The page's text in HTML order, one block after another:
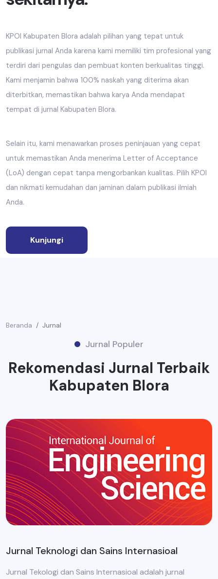
KPOI Kabupaten Blora adalah pilihan yang tepat untuk
publikasi jurnal Anda karena kami memiliki tim profesional yang
terdiri dari pengulas dan pembuat konten berkualitas tinggi.
Kami menjamin bahwa 100% naskah yang diterima akan
diterbitkan, memastikan bahwa karya Anda mendapat
tempat di jurnal Kabupaten Blora.
Selain itu, kami menawarkan proses peninjauan yang cepat
untuk memastikan Anda menerima Letter of Acceptance
(LoA) dengan cepat tanpa mengorbankan kualitas. Pilih KPOI
dan nikmati kemudahan dan jaminan dalam publikasi ilmiah
Anda.
Kunjungi
Beranda Jurnal
Jurnal Populer
Rekomendasi Jurnal Terbaik
Kabupaten Blora
Jurnal Teknologi dan Sains Internasioal
Jurnal Tekologi dan Sains Internasioal adalah jurnal